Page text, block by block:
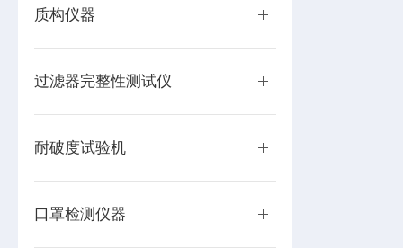
质构仪器
过滤器完整性测试仪
耐破度试验机
口罩检测仪器